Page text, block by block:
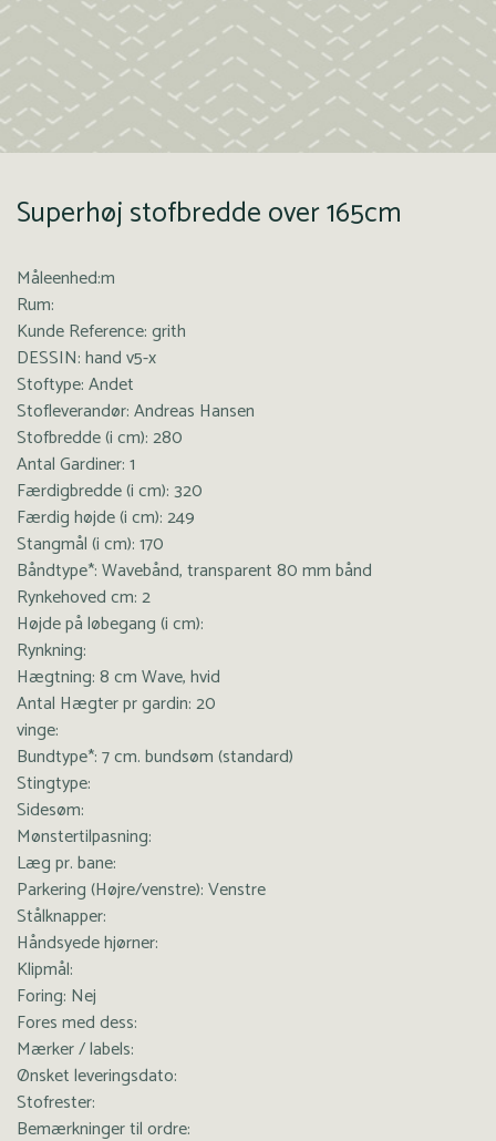
Superhøj stofbredde over 165cm
Måleenhed:m
Rum:
Kunde Reference: grith
DESSIN: hand v5-x
Stoftype: Andet
Stofleverandør: Andreas Hansen
Stofbredde (i cm): 280
Antal Gardiner: 1
Færdigbredde (i cm): 320
Færdig højde (i cm): 249
Stangmål (i cm): 170
Båndtype*: Wavebånd, transparent 80 mm bånd
Rynkehoved cm: 2
Højde på løbegang (i cm):
Rynkning:
Hægtning: 8 cm Wave, hvid
Antal Hægter pr gardin: 20
vinge:
Bundtype*: 7 cm. bundsøm (standard)
Stingtype:
Sidesøm:
Mønstertilpasning:
Læg pr. bane:
Parkering (Højre/venstre): Venstre
Stålknapper:
Håndsyede hjørner:
Klipmål:
Foring: Nej
Fores med dess:
Mærker / labels:
Ønsket leveringsdato:
Stofrester:
Bemærkninger til ordre: